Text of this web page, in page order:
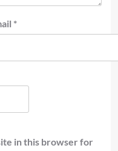
*
in this browser for